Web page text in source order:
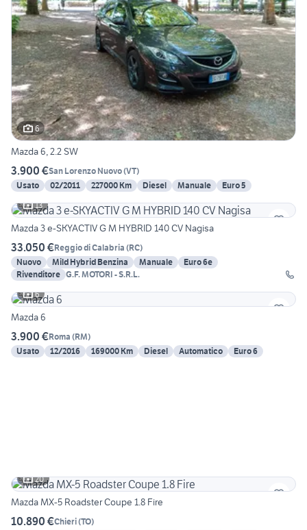
6
Mazda 6, 2.2 SW
3.900 €San Lorenzo Nuovo(VT)
Usato
02/2011 227000 Km Diesel Manuale
Euro 5
13
Mazda 3 e-SKYACTIV G M HYBRID 140 CV Nagisa
33.050 €Reggio di Calabria (RC)
Nuovo
Mild Hybrid Benzina Manuale
Euro 6e
Rivenditore G.F. MOTORI - S.R.L.
6
Mazda 6
3.900 €Roma (RM)
Usato
12/2016 169000 Km Diesel Automatico Euro 6
20
Mazda MX-5 Roadster Coupe 1.8 Fire
10.890 €Chieri(TO)